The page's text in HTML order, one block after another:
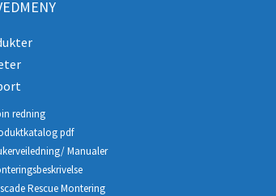
redning
pdf
Manualer
Rescue Montering